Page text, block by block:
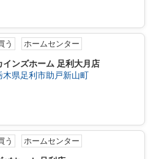
う ホームセンター
インズホーム 足利大月店
木県足利市助戸新山町
う ホームセンター